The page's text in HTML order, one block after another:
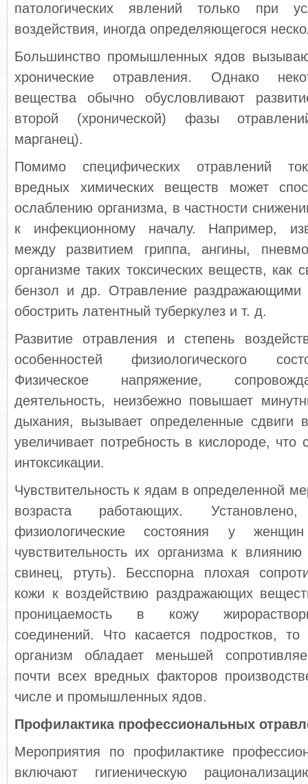
патологических явлений только при
воздействия, иногда определяющегося
Большинство промышленных ядов
хронические отравления. Однако
вещества обычно обусловливают
второй (хронической) фазы
марганец).
Помимо специфических отравлений
вредных химических веществ может
ослаблению организма, в частности
к инфекционному началу. Например,
между развитием гриппа, ангины,
организме таких токсических веществ, как
бензол и др. Отравление раздра­жающими
обострить латентный тубер­кулез и т. д.
Развитие отравления и степень
особенностей физиологического
Физическое напряжение,
деятельность, неизбежно повышает
дыхания, вызывает определенные сдвиги
увеличивает потребность в кислороде, что
интоксикации.
Чувствительность к ядам в определенной
возраста работающих.
физиологические состояния у
чувствительность их организма к
свинец, ртуть). Бесспорна плохая
кожи к воздействию раздражающих
проницаемость в кожу
соединений. Что касается подростков,
организм обладает меньшей
почти всех вредных факторов
числе и промышленных ядов.
Профилактика профессиональных
Мероприятия по профилактике
включают гигиеническую